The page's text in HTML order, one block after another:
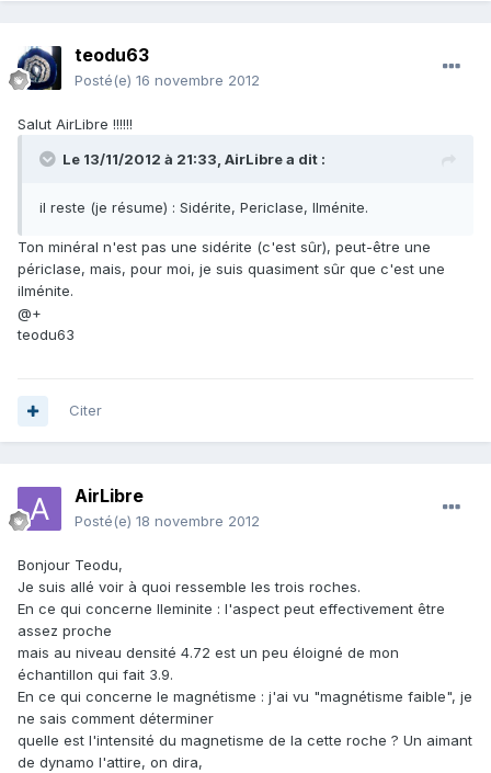
teodu63
Posté(e) 16 novembre 2012
Salut AirLibre !!!!!!
Le 13/11/2012 à 21:33, AirLibre a dit :
il reste (je résume) : Sidérite, Periclase, Ilménite.
Ton minéral n'est pas une sidérite (c'est sûr), peut-être une
périclase, mais, pour moi, je suis quasiment sûr que c'est une
ilménite.
@+
teodu63
Citer
AirLibre
Posté(e) 18 novembre 2012
Bonjour Teodu,
Je suis allé voir à quoi ressemble les trois roches.
En ce qui concerne Ileminite : l'aspect peut effectivement être
assez proche
mais au niveau densité 4.72 est un peu éloigné de mon
échantillon qui fait 3.9.
En ce qui concerne le magnétisme : j'ai vu "magnétisme faible", je
ne sais comment déterminer
quelle est l'intensité du magnetisme de la cette roche ? Un aimant
de dynamo l'attire, on dira,